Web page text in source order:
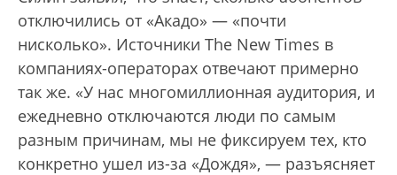
отключились от «Акадо» — «почти
нисколько». Источники The New Times в
компаниях-операторах отвечают примерно
так же. «У нас многомиллионная аудитория, и
ежедневно отключаются люди по самым
разным причинам, мы не фиксируем тех, кто
конкретно ушел из-за «Дождя», — разъясняет